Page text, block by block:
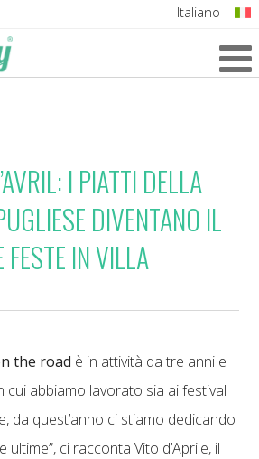
Italiano
I PIATTI DELLA
DIVENTANO IL
FESTE IN VILLA
the road è in attività da tre anni e
cui abbiamo lavorato sia ai festival
da quest’anno ci stiamo dedicando
ci racconta Vito d’Aprile, il